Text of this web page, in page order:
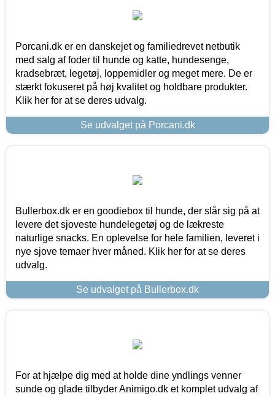
Porcani.dk er en danskejet og familiedrevet netbutik
med salg af foder til hunde og katte, hundesenge,
kradsebræt, legetøj, loppemidler og meget mere. De er
stærkt fokuseret på høj kvalitet og holdbare produkter.
Klik her for at se deres udvalg.
Se udvalget på Porcani.dk
Bullerbox.dk er en goodiebox til hunde, der slår sig på at
levere det sjoveste hundelegetøj og de lækreste
naturlige snacks. En oplevelse for hele familien, leveret i
nye sjove temaer hver måned. Klik her for at se deres
udvalg.
Se udvalget på Bullerbox.dk
For at hjælpe dig med at holde dine yndlings venner
sunde og glade tilbyder Animigo.dk et komplet udvalg af